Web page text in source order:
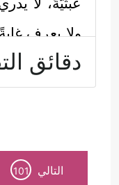
ولا يعرف
هنا يغالط
تتجاوز
وحين يكبر
دقائق
التالي 101